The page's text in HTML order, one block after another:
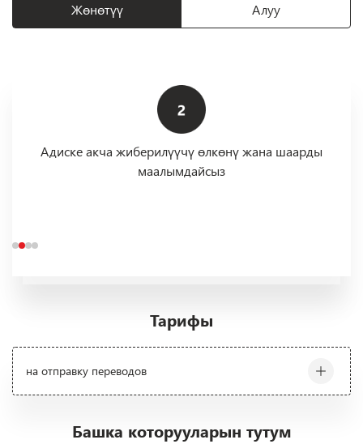
Жөнөтүү Алуу
Адиске акча жиберилүүчү өлкөнү жана шаарды
маалымдайсыз
Тарифы
на отправку переводов
Башка которууларын тутум